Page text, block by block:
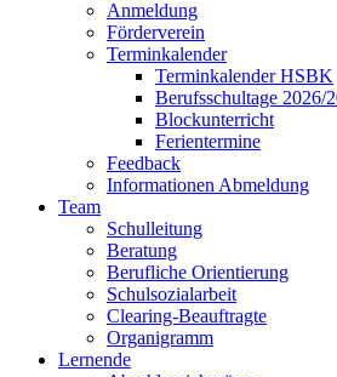
Anmeldung
Förderverein
Terminkalender
Terminkalender HSBK
Berufsschultage 2026/
Blockunterricht
Ferientermine
Feedback
Informationen Abmeldung
Team
Schulleitung
Beratung
Berufliche Orientierung
Schulsozialarbeit
Clearing-Beauftragte
Organigramm
Lernende